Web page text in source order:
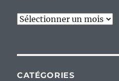
Archives
CATÉGORIES